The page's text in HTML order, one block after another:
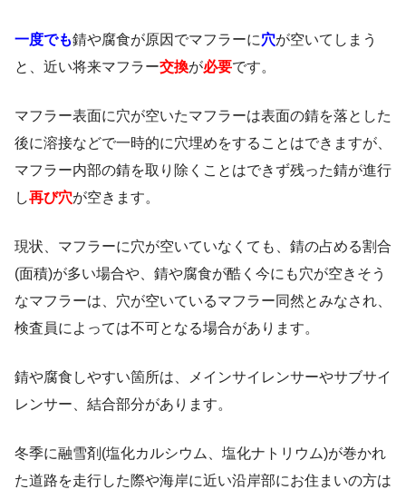
一度でも錆や腐食が原因でマフラーに穴が空いてしまう
と、近い将来マフラー交換が必要です。
マフラー表面に穴が空いたマフラーは表面の錆を落とした
後に溶接などで一時的に穴埋めをすることはできますが、
マフラー内部の錆を取り除くことはできず残った錆が進行
し再び穴が空きます。
現状、マフラーに穴が空いていなくても、錆の占める割合
(面積)が多い場合や、錆や腐食が酷く今にも穴が空きそう
なマフラーは、穴が空いているマフラー同然とみなされ、
検査員によっては不可となる場合があります。
錆や腐食しやすい箇所は、メインサイレンサーやサブサイ
レンサー、結合部分があります。
冬季に融雪剤(塩化カルシウム、塩化ナトリウム)が巻かれ
た道路を走行した際や海岸に近い沿岸部にお住まいの方は